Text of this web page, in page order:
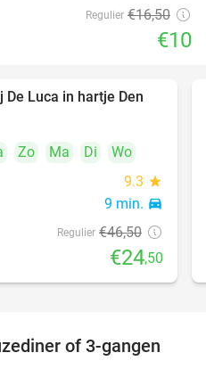
Regulier €16,50
€10
47%
Luca in hartje Den
Zo Ma Di
Wo
9.3 star
9 min. directions_car
Regulier €46,50
€24,50
50%
of 3-gangen